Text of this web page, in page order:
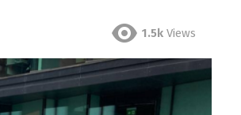
1.5k Views